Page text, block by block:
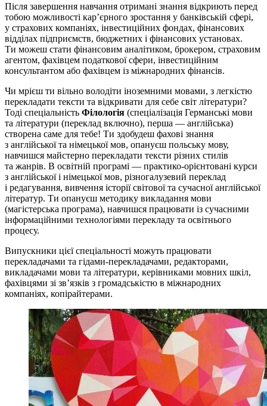
Після завершення навчання отримані знання відкриють перед
тобою можливості кар’єрного зростання у банківській сфері,
у страхових компаніях, інвестиційних фондах, фінансових
відділах підприємств, бюджетних і фінансових установах.
Ти можеш стати фінансовим аналітиком, брокером, страховим
агентом, фахівцем податкової сфери, інвестиційним
консультантом або фахівцем із міжнародних фінансів.
Чи мрієш ти вільно володіти іноземними мовами, з легкістю
перекладати тексти та відкривати для себе світ літератури?
Тоді спеціальність Філологія (спеціалізація Германські мови
та літератури (переклад включно), перша — англійська)
створена саме для тебе! Ти здобудеш фахові знання
з англійської та німецької мов, опануєш польську мову,
навчишся майстерно перекладати тексти різних стилів
та жанрів. В освітній програмі — практико-орієнтовані курси
з англійської і німецької мов, різногалузевий переклад
і редагування, вивчення історії світової та сучасної англійської
літератур. Ти опануєш методику викладання мови
(магістерська програма), навчишся працювати із сучасними
інформаційними технологіями перекладу та освітнього
процесу.
Випускники цієї спеціальності можуть працювати
перекладачами та гідами-перекладачами, редакторами,
викладачами мови та літератури, керівниками мовних шкіл,
фахівцями зі зв’язків з громадськістю в міжнародних
компаніях, копірайтерами.